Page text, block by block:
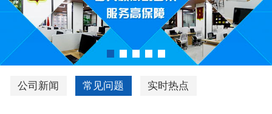
新闻中心
深一风采
联系我们
深优通系统V3.0
公司新闻 常见问题 实时热点